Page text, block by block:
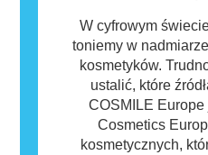
W cyfrowym
toniemy w
kosmetyków.
ustalić, które
COSMILE
Cosmetics
kosmetycznych,